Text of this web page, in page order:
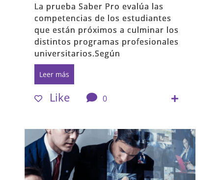
La prueba Saber Pro evalúa las
competencias de los estudiantes
que están próximos a culminar los
distintos programas profesionales
universitarios.Según
Leer más
Like 0